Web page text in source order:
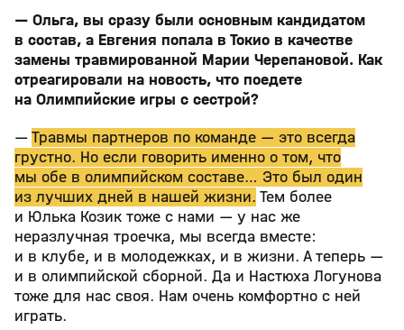
— Ольга, вы сразу были основным кандидатом
в состав, а Евгения попала в Токио в качестве
замены травмированной Марии Черепановой. Как
отреагировали на новость, что поедете
на Олимпийские игры с сестрой?
—Травмы партнеров по команде — это всегда
грустно. Но если говорить именно о том, что
мы обе в олимпийском составе… Это был один
из лучших дней в нашей жизни. Тем более
и Юлька Козик тоже с нами — у нас же
неразлучная троечка, мы всегда вместе:
и в клубе, и в молодежках, и в жизни. А теперь —
и в олимпийской сборной. Да и Настюха Логунова
тоже для нас своя. Нам очень комфортно с ней
играть.